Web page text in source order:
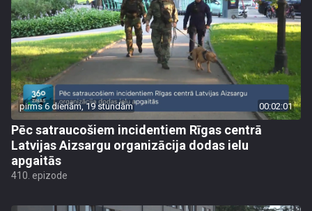
pirms 6 dienām, 19 stundām 00:02:01
Pēc satraucošiem incidentiem Rīgas centrā
Latvijas Aizsargu organizācija dodas ielu
apgaitās
410. epizode